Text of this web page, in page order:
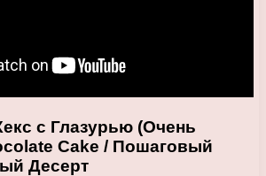
с Глазурью (Очень
Cake / Пошаговый
Десерт